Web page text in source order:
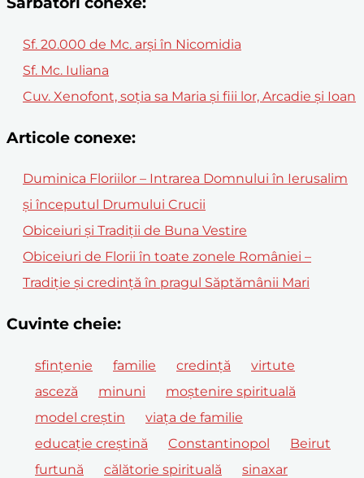
Sf. 20.000 de Mc. arși în Nicomidia
Sf. Mc. Iuliana
Cuv. Xenofont, soţia sa Maria şi fiii lor, Arcadie şi Ioan
Articole conexe:
Duminica Floriilor – Intrarea Domnului în Ierusalim
și începutul Drumului Crucii
Obiceiuri și Tradiții de Buna Vestire
Obiceiuri de Florii în toate zonele României –
Tradiție și credință în pragul Săptămânii Mari
Cuvinte cheie:
sfințenie familie credință
virtute
asceză
minuni
moștenire spirituală
model creștin
viața de familie
educație creștină
Constantinopol
Beirut
furtună
călătorie spirituală sinaxar